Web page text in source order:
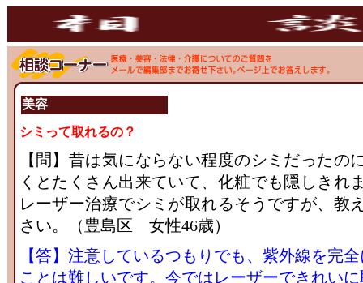
美容
シミって取れるの？
【問】昔は気にならない程度のシミだったの
くとたくさん出来ていて、化粧でも隠しきれ
レーザー治療でシミが取れるそうですが、教
さい。（豊島区 女性46歳）
【答】注意しているつもりでも、紫外線を完
ことは難しいです。今ではレーザーできれい